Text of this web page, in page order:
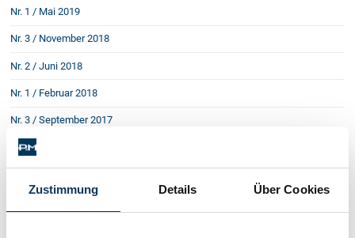
Zustimmung Details Über Cookies
Nr. 1 / Mai 2019
Nr. 3 / November 2018
Nr. 2 / Juni 2018
Nr. 1 / Februar 2018
Nr. 3 / September 2017
Nr. 2 / April 2017